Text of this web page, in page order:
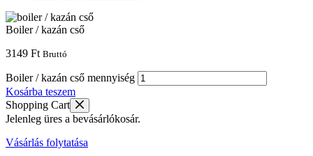
Boiler / kazán cső
3149 Ft Bruttó
Boiler / kazán cső mennyiség
Kosárba teszem
Shopping Cart
Jelenleg üres a bevásárlókosár.
Vásárlás folytatása